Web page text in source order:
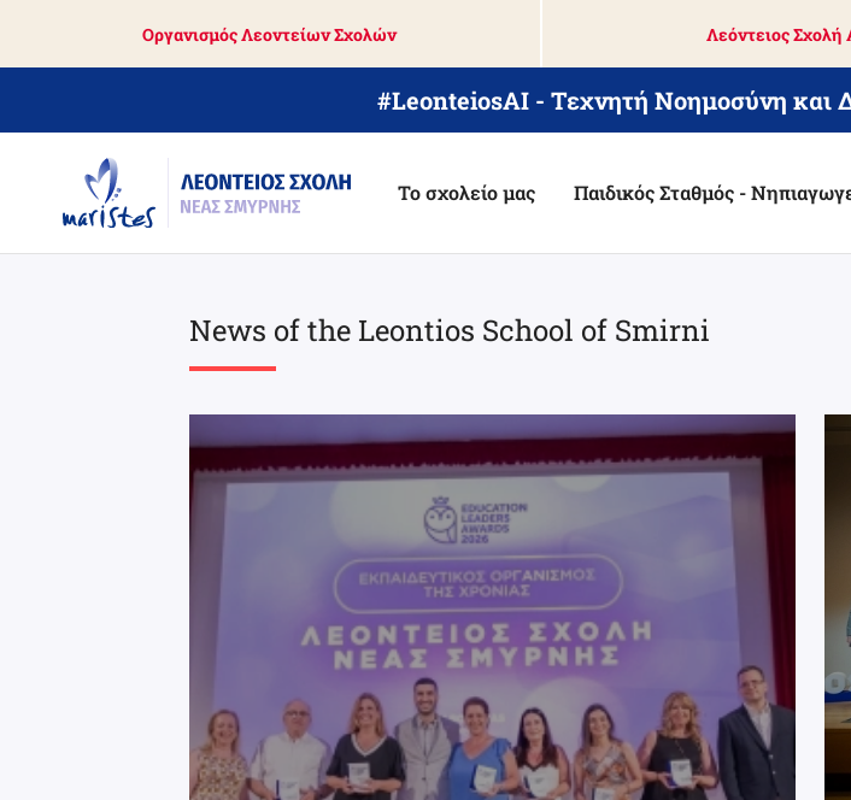
main
Οργανισμός Λεοντείων Σχολών Λεόντειος
#LeonteiosAI - Τεχνητή Νοημοσύνη και
Το σχολείο μας Παιδικός Σταθμός -
News of the Leontios School of Smirni